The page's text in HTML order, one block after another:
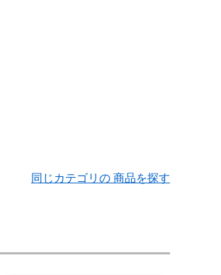
同じカテゴリの 商品を探す